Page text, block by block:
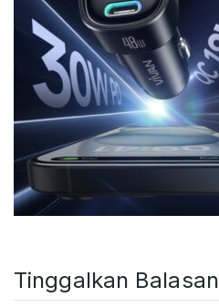
Tinggalkan Balasan